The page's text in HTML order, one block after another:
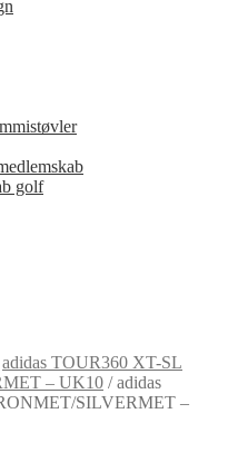
golf
adidas TOUR360 XT-SL
– UK10 /adidas
SILVERMET –